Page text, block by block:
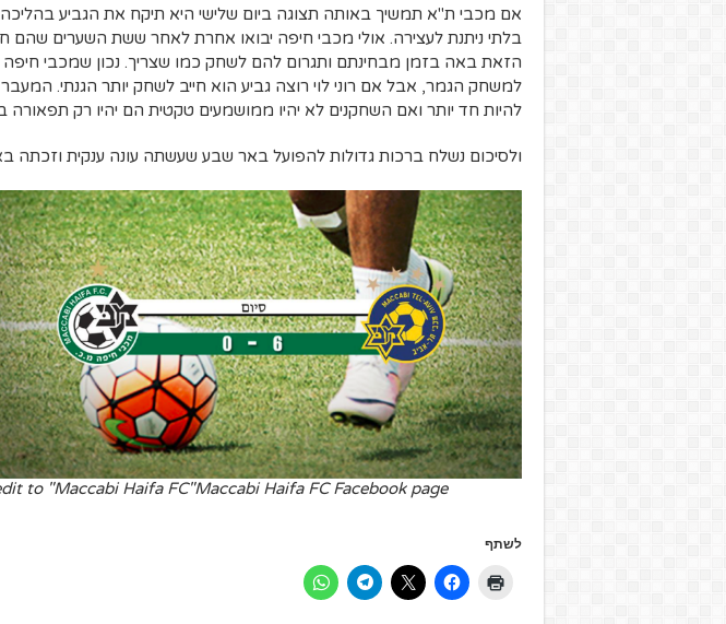
אם מכבי ת"א תמשיך באותה תצוגה ביום שלישי היא תיקח את הגביע
בלתי ניתנת לעצירה. אולי מכבי חיפה יבואו אחרת לאחר ששת השערים שהם
הזאת באה בזמן מבחינתם ותגרום להם לשחק כמו שצריך. נכון שמכבי
למשחק הגמר, אבל אם רוני לוי רוצה גביע הוא חייב לשחק יותר הגנתי.
להיות חד יותר ואם השחקנים לא יהיו ממושמעים טקטית הם יהיו רק
ולסיכום נשלח ברכות גדולות להפועל באר שבע שעשתה עונה ענקית וזכתה
to "Maccabi Haifa FC"Maccabi Haifa FC Facebook page
לשתף